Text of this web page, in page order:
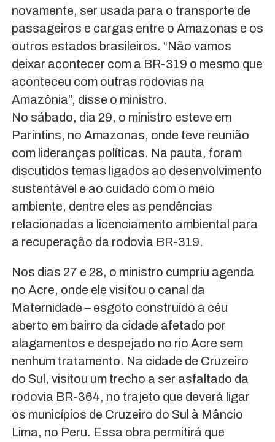
novamente, ser usada para o transporte de
passageiros e cargas entre o Amazonas e os
outros estados brasileiros. “Não vamos
deixar acontecer com a BR-319 o mesmo que
aconteceu com outras rodovias na
Amazônia”, disse o ministro.
No sábado, dia 29, o ministro esteve em
Parintins, no Amazonas, onde teve reunião
com lideranças políticas. Na pauta, foram
discutidos temas ligados ao desenvolvimento
sustentável e ao cuidado com o meio
ambiente, dentre eles as pendências
relacionadas a licenciamento ambiental para
a recuperação da rodovia BR-319.
Nos dias 27 e 28, o ministro cumpriu agenda
no Acre, onde ele visitou o canal da
Maternidade – esgoto construído a céu
aberto em bairro da cidade afetado por
alagamentos e despejado no rio Acre sem
nenhum tratamento. Na cidade de Cruzeiro
do Sul, visitou um trecho a ser asfaltado da
rodovia BR-364, no trajeto que deverá ligar
os municípios de Cruzeiro do Sul à Mâncio
Lima, no Peru. Essa obra permitirá que